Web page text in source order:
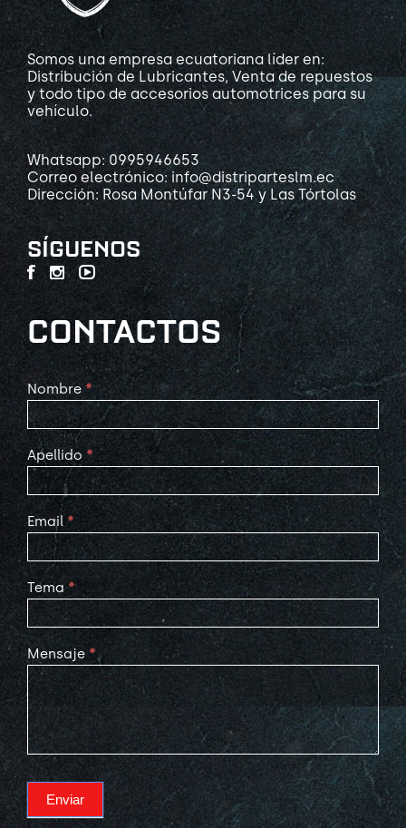
Somos una empresa ecuatoriana líder en:
Distribución de Lubricantes, Venta de repuestos
y todo tipo de accesorios automotrices para su
vehículo.
Whatsapp: 0995946653
Correo electrónico: info@distriparteslm.ec
Dirección: Rosa Montúfar N3-54 y Las Tórtolas
SÍGUENOS
CONTACTOS
Contact
Us
Nombre *
Apellido *
Email *
Tema *
Mensaje *
Enviar